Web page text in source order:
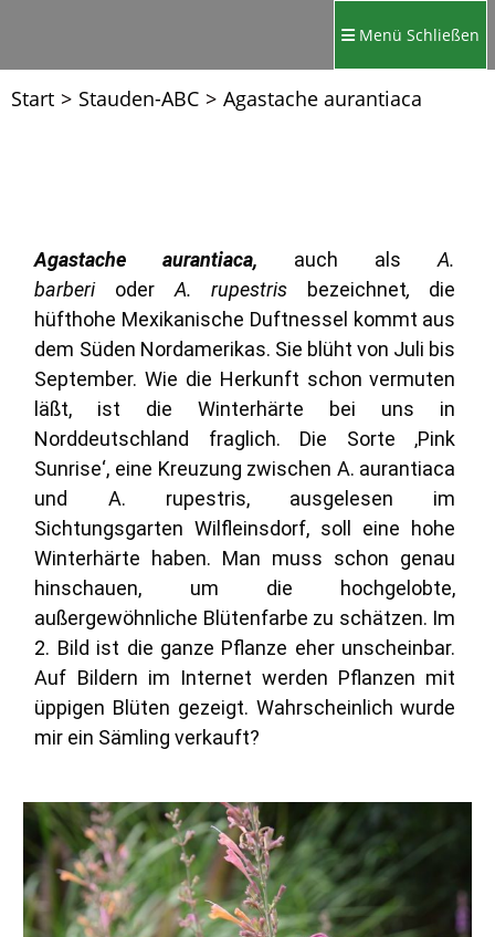
Menü Schließen
Start > Stauden-ABC > Agastache aurantiaca
Agastache aurantiaca, auch alsA.
barberioder A. rupestris bezeichnet, die
hüfthohe Mexikanische Duftnessel kommt aus
dem Süden Nordamerikas. Sie blüht von Juli bis
September. Wie die Herkunft schon vermuten
läßt, ist die Winterhärte bei uns in
Norddeutschland fraglich. Die Sorte ‚Pink
Sunrise‘, eine Kreuzung zwischen A. aurantiaca
und A. rupestris, ausgelesen im
Sichtungsgarten Wilfleinsdorf, soll eine hohe
Winterhärte haben. Man muss schon genau
hinschauen, um die hochgelobte,
außergewöhnliche Blütenfarbe zu schätzen. Im
2. Bild ist die ganze Pflanze eher unscheinbar.
Auf Bildern im Internet werden Pflanzen mit
üppigen Blüten gezeigt. Wahrscheinlich wurde
mir ein Sämling verkauft?